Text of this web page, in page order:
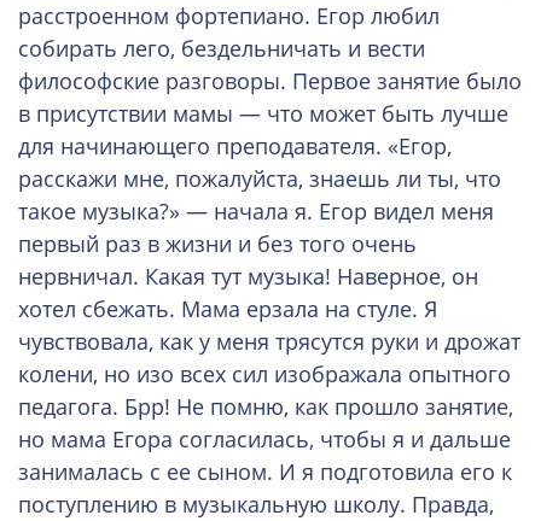
расстроенном фортепиано. Егор любил
собирать лего, бездельничать и вести
философские разговоры. Первое занятие было
в присутствии мамы — что может быть лучше
для начинающего преподавателя. «Егор,
расскажи мне, пожалуйста, знаешь ли ты, что
такое музыка?» — начала я. Егор видел меня
первый раз в жизни и без того очень
нервничал. Какая тут музыка! Наверное, он
хотел сбежать. Мама ерзала на стуле. Я
чувствовала, как у меня трясутся руки и дрожат
колени, но изо всех сил изображала опытного
педагога. Брр! Не помню, как прошло занятие,
но мама Егора согласилась, чтобы я и дальше
занималась с ее сыном. И я подготовила его к
поступлению в музыкальную школу. Правда,